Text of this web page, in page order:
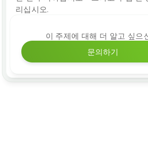
리십시오.
이 주제에 대해 더 알고 싶으
문의하기